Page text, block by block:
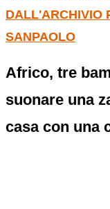
DALL'ARCHIVIO
SANPAOLO
Africo, tre
suonare una
casa con una